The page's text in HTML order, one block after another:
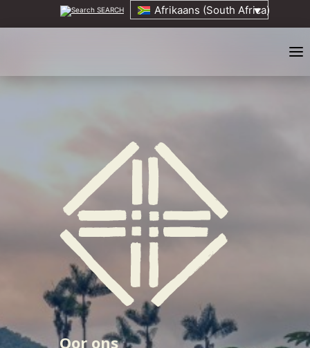
SEARCH Afrikaans (South Africa)
Ouderlingeraad
ORIGINS EVENT
Regstreekse uitsending
Oor ons